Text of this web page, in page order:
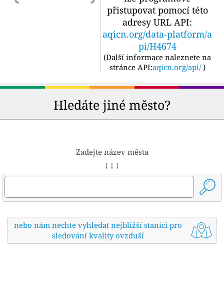
přistupovat pomocí této
adresy URL API:
aqicn.org/data-platform/a
pi/H4674
(Další informace naleznete na
stránce API:aqicn.org/api/ )
Hledáte jiné město?
Zadejte název města
↓ ↓ ↓
nebo nám nechte vyhledat nejbližší stanici pro
sledování kvality ovzduší